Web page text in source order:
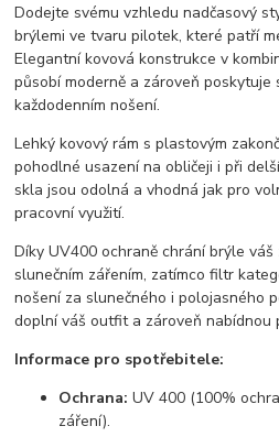
Dodejte svému vzhledu nadčasový
brýlemi ve tvaru pilotek, které patří
Elegantní kovová konstrukce v
působí moderně a zároveň
každodenním nošení.
Lehký kovový rám s plastovým
pohodlné usazení na obličeji i při
skla jsou odolná a vhodná jak pro
pracovní využití.
Díky UV400 ochraně chrání brýle
slunečním zářením, zatímco filtr
nošení za slunečného i polojasného
doplní váš outfit a zároveň nabídnou
Informace pro spotřebitele:
Ochrana: UV 400 (100%
záření).